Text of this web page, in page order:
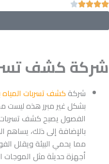
شركة كشف
شركةكشف تسربات المياه
بشكل غير مبرر هذه ليست
الفصول يصبح كشف تسربات
مما يحمي البيئة ويقلل
أجهزة حديثة مثل الموجات